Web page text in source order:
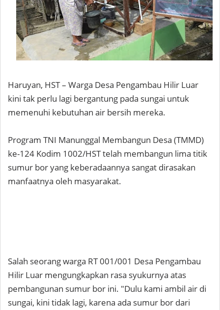
Haruyan, HST – Warga Desa Pengambau Hilir Luar
kini tak perlu lagi bergantung pada sungai untuk
memenuhi kebutuhan air bersih mereka.
Program TNI Manunggal Membangun Desa (TMMD)
ke-124 Kodim 1002/HST telah membangun lima titik
sumur bor yang keberadaannya sangat dirasakan
manfaatnya oleh masyarakat.
Salah seorang warga RT 001/001 Desa Pengambau
Hilir Luar mengungkapkan rasa syukurnya atas
pembangunan sumur bor ini. "Dulu kami ambil air di
sungai, kini tidak lagi, karena ada sumur bor dari